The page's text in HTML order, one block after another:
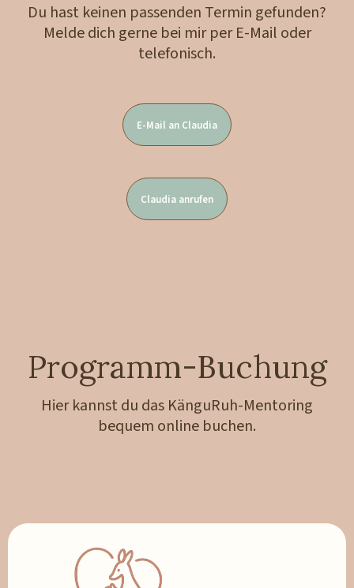
Du hast keinen passenden Termin gefunden?
Melde dich gerne bei mir per E-Mail oder
telefonisch.
E-Mail an Claudia
Claudia anrufen
Programm-Buchung
Hier kannst du das KänguRuh-Mentoring
bequem online buchen.